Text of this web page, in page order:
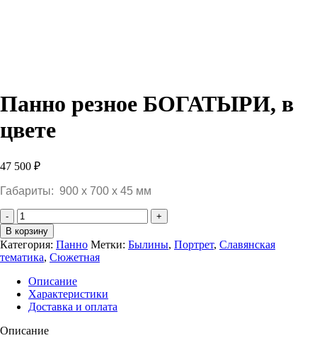
Панно резное БОГАТЫРИ, в
цвете
47 500 ₽
Габариты: 900 х 700 х 45 мм
Количество
Панно
резное
БОГАТЫРИ,
в
цвете
В корзину
Категория: Панно Метки: Былины, Портрет, Славянская
тематика, Сюжетная
Описание
Характеристики
Доставка и оплата
Описание